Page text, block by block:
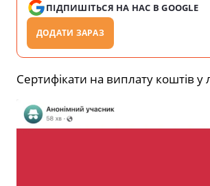
ПІДПИШІТЬСЯ НА НАС В GOOGLE
ДОДАТИ ЗАРАЗ
Сертифікати на виплату коштів у